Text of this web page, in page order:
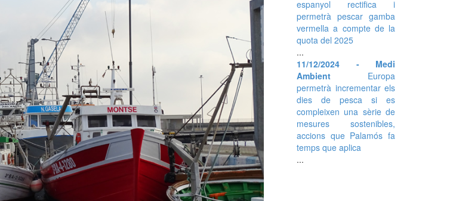
espanyol rectifica i
permetrà pescar gamba
vermella a compte de la
quota del 2025
...
11/12/2024 - Medi
Ambient Europa
permetrà incrementar els
dies de pesca si es
compleixen una sèrie de
mesures sostenibles,
accions que Palamós fa
temps que aplica
...